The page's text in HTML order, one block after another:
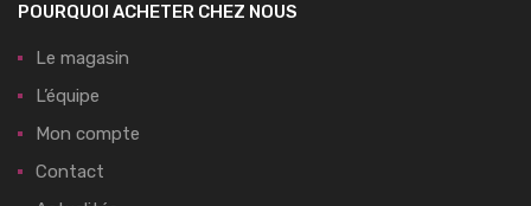
POURQUOI ACHETER CHEZ NOUS
Le magasin
L’équipe
Mon compte
Contact